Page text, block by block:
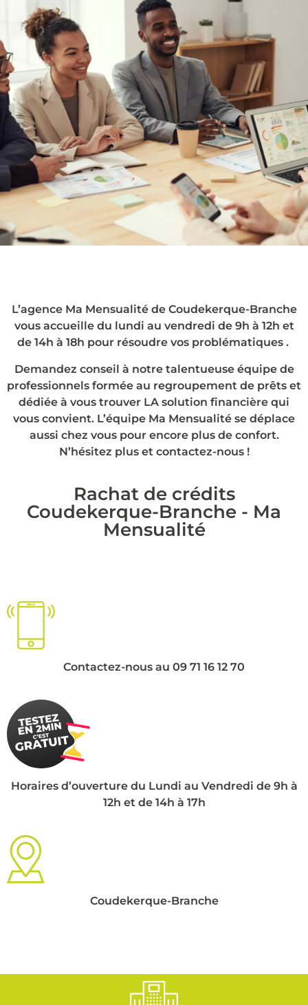
Branche, en agence
ou chez vous !
L’agence Ma Mensualité de Coudekerque-Branche
vous accueille du lundi au vendredi de 9h à 12h et
de 14h à 18h pour résoudre vos problématiques .
Demandez conseil à notre talentueuse équipe de
professionnels formée au regroupement de prêts et
dédiée à vous trouver LA solution financière qui
vous convient. L’équipe Ma Mensualité se déplace
aussi chez vous pour encore plus de confort.
N’hésitez plus et contactez-nous !
Rachat de crédits
Coudekerque-Branche - Ma
Mensualité
Contactez-nous au 09 71 16 12 70
Horaires d’ouverture du Lundi au Vendredi de 9h à
12h et de 14h à 17h
Coudekerque-Branche